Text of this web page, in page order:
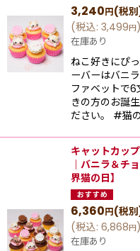
3,240円(税
(税込: 3,499円)
在庫あり
ねこ好きにぴ
ーバーはバニ
ファベットで
きの方のお誕
ださい。 #猫
キャットカッ
｜バニラ＆チ
界猫の日】
6,360円(税
(税込: 6,868円)
在庫あり